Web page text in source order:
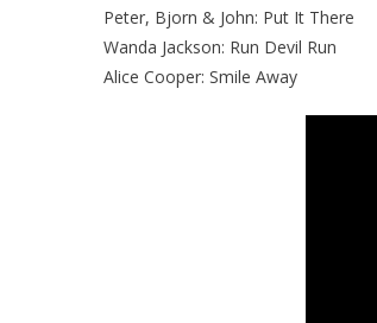
Peter, Bjorn & John: Put It There
Wanda Jackson: Run Devil Run
Alice Cooper: Smile Away